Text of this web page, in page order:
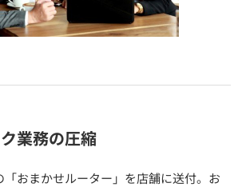
業務の圧縮
おまかせルーター」を店舗に送付。お